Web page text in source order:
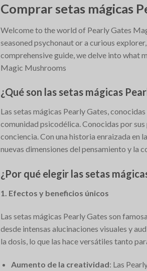
Comprar setas mágicas
Welcome to the world of Pearly Gates
seasoned psychonaut or a curious
comprehensive guide, we delve into what
Magic Mushrooms
¿Qué son las setas mágicas
Las setas mágicas Pearly Gates,
comunidad psicodélica. Conocidas por
conciencia. Con una historia enraizada en
nuevas dimensiones del pensamiento y la
¿Por qué elegir las setas
1. Efectos y beneficios únicos
Las setas mágicas Pearly Gates son
desde intensas alucinaciones visuales y
la dosis, lo que las hace versátiles tanto
Aumento de la creatividad: Las